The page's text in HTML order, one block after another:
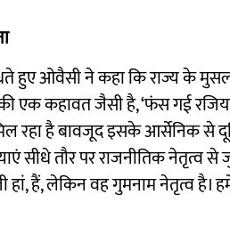
हुए ओवैसी ने कहा कि राज्य के
की एक कहावत जैसी है, ‘फंस गई
रहा है बावजूद इसके आर्सेनिक से
सीधे तौर पर राजनीतिक नेतृत्व
हैं, लेकिन वह गुमनाम नेतृत्व है।